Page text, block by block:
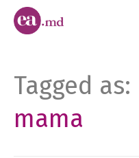
Tagged as:
mama